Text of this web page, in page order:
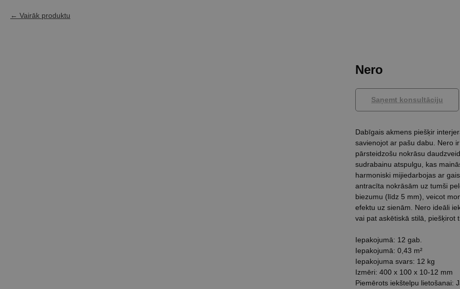
Vairāk produktu
Nero
Saņemt konsultāciju
Dabīgais akmens piešķir
savienojot ar pašu dabu. Nero
pārsteidzošu nokrāsu
sudrabainu atspulgu, kas
harmoniski mijiedarbojas ar
antracīta nokrāsām uz tumši
biezumu (līdz 5 mm), veicot
efektu uz sienām. Nero ideāli
vai pat askētiskā stilā, piešķirot
Iepakojumā: 12 gab.
Iepakojumā: 0,43 m²
Iepakojuma svars: 12 kg
Izmēri: 400 x 100 x 10-12 mm
Piemērots iekštelpu lietošanai: